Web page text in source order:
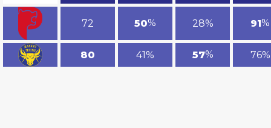
72 50% 28% 91%
80 41% 57% 76%